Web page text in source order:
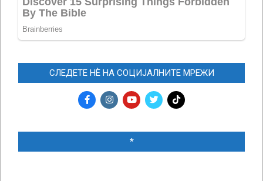
СЛЕДЕТЕ НЀ НА СОЦИЈАЛНИТЕ МРЕЖИ
*